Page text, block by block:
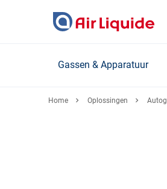
Gassen & Apparatuur
Home Oplossingen